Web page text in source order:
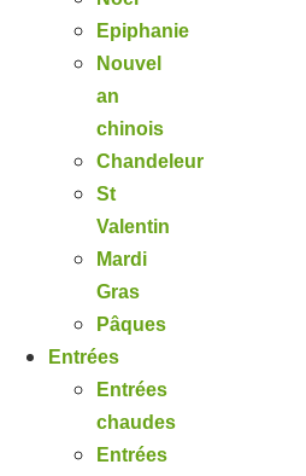
Epiphanie
Nouvel
an
chinois
Chandeleur
St
Valentin
Mardi
Gras
Pâques
Entrées
Entrées
chaudes
Entrées